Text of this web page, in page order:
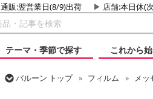
通販:翌営業日(8/9)出荷 店舗:本日休(
テーマ・季節で探す
これから
バルーン トップ フィルム メッ